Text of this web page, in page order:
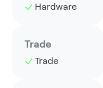
Hardware
Trade
Trade